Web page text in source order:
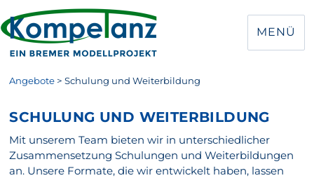
MENÜ
Angebote >Schulung und Weiterbildung
SCHULUNG UND WEITERBILDUNG
Mit unserem Team bieten wir in unterschiedlicher
Zusammensetzung Schulungen und Weiterbildungen
an. Unsere Formate, die wir entwickelt haben, lassen